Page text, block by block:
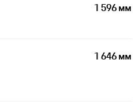
1 596 мм
1 646 мм